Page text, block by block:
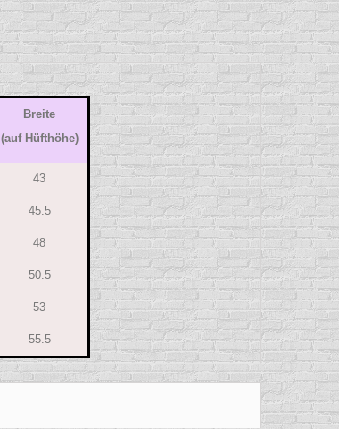
Breite
(auf Hüfthöhe)
43
45.5
48
50.5
53
55.5